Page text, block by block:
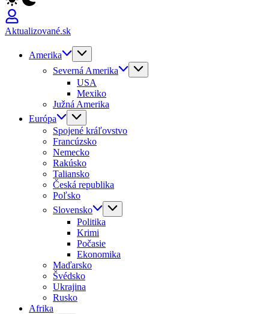
Aktualizované.sk
Amerika
Severná Amerika
USA
Mexiko
Južná Amerika
Európa
Spojené kráľovstvo
Francúzsko
Nemecko
Rakúsko
Taliansko
Česká republika
Poľsko
Slovensko
Politika
Krimi
Počasie
Ekonomika
Maďarsko
Švédsko
Ukrajina
Rusko
Afrika